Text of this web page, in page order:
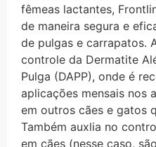
fêmeas lactantes,
de maneira segura e
de pulgas e carrapatos.
controle da Dermatite
Pulga (DAPP), onde é
aplicações mensais nos
em outros cães e gatos
Também auxlia no
em cães (nesse caso,